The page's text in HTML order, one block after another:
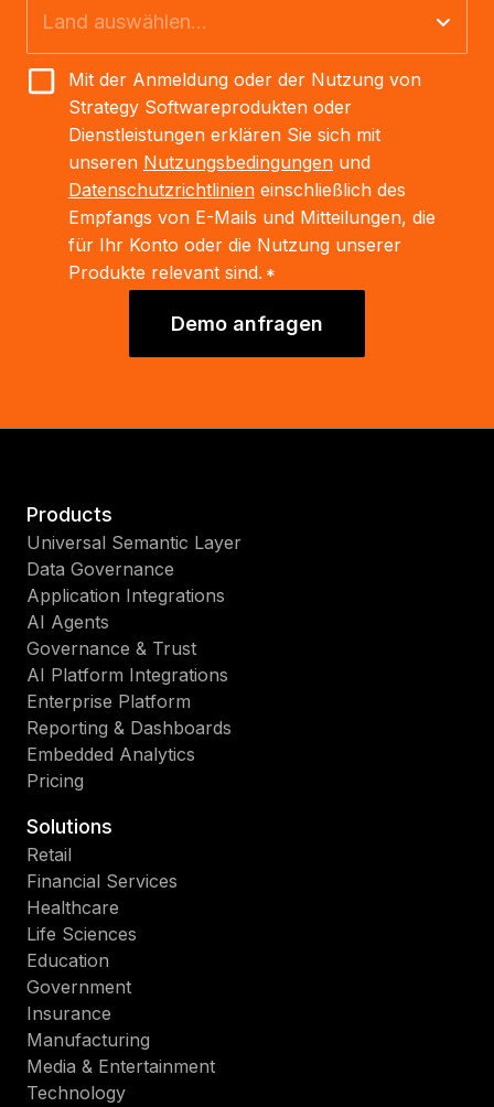
Mit der Anmeldung oder der Nutzung von
Strategy Softwareprodukten oder
Dienstleistungen erklären Sie sich mit
unseren Nutzungsbedingungenund
Datenschutzrichtlinieneinschließlich des
Empfangs von E-Mails und Mitteilungen, die
für Ihr Konto oder die Nutzung unserer
Produkte relevant sind. *
Demo anfragen
Products
Universal Semantic Layer
Data Governance
Application Integrations
AI Agents
Governance & Trust
AI Platform Integrations
Enterprise Platform
Reporting & Dashboards
Embedded Analytics
Pricing
Solutions
Retail
Financial Services
Healthcare
Life Sciences
Education
Government
Insurance
Manufacturing
Media & Entertainment
Technology